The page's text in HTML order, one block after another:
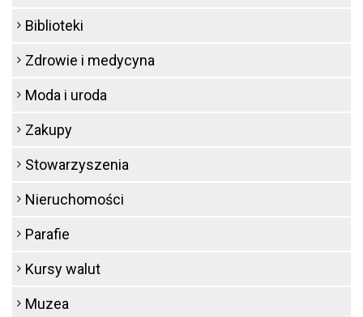
Biblioteki
Zdrowie i medycyna
Moda i uroda
Zakupy
Stowarzyszenia
Nieruchomości
Parafie
Kursy walut
Muzea